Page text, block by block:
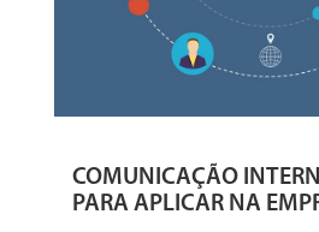
COMUNICAÇÃO
PARA APLICAR NA